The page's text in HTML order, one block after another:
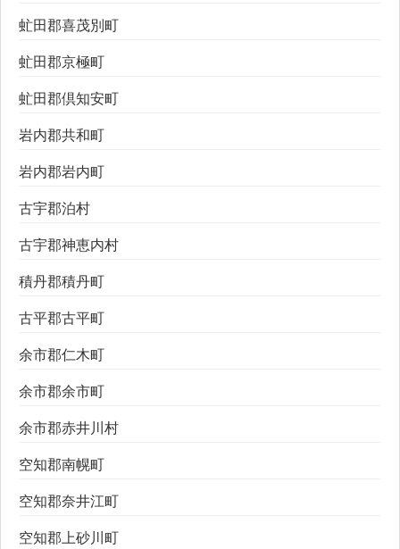
虻田郡喜茂別町
虻田郡京極町
虻田郡倶知安町
岩内郡共和町
岩内郡岩内町
古宇郡泊村
古宇郡神恵内村
積丹郡積丹町
古平郡古平町
余市郡仁木町
余市郡余市町
余市郡赤井川村
空知郡南幌町
空知郡奈井江町
空知郡上砂川町